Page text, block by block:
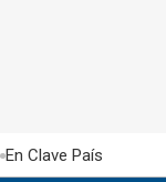
En Clave País